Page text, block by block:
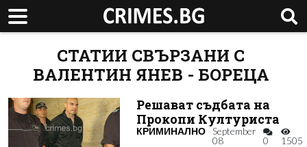
СТАТИИ СВЪРЗАНИ С
ВАЛЕНТИН ЯНЕВ - БОРЕЦА
Решават съдбата на
Прокопи Културиста
КРИМИНАЛНО
September
08
0 1505